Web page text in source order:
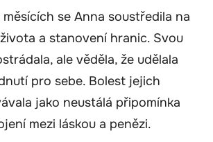
se Anna soustředila na
a stanovení hranic. Svou
ale věděla, že udělala
pro sebe. Bolest jejich
jako neustálá připomínka
mezi láskou a penězi.